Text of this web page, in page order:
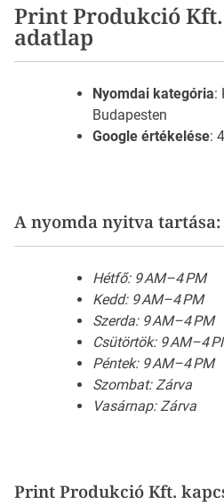
Print Produkció
adatlap
Nyomdai kategória:
Budapesten
Google értékelése:
A nyomda nyitva tartása:
Hétfő: 9 AM–4 PM
Kedd: 9 AM–4 PM
Szerda: 9 AM–4 PM
Csütörtök: 9 AM–4
Péntek: 9 AM–4 PM
Szombat: Zárva
Vasárnap: Zárva
Print Produkció Kft.